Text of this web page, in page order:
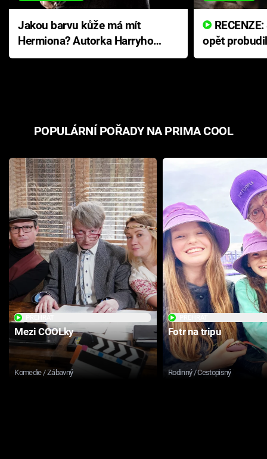
Jakou barvu kůže má mít
Hermiona? Autorka Harryho
Pottera přišla s ráznou
opět
přichází s
POPULÁRNÍ POŘADY NA PRIMA COOL
Mezi COOLky
Komedie / Zábavný
Fotr na tripu
Rodinný / Cestopisný